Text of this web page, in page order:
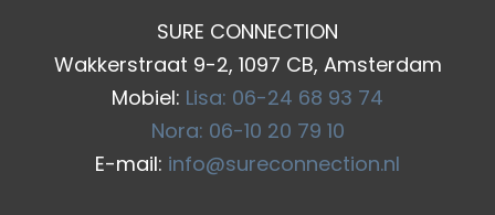
SURE CONNECTION
Wakkerstraat 9-2, 1097 CB, Amsterdam
Mobiel: Lisa: 06-24 68 93 74
Nora: 06-10 20 79 10
E-mail: info@sureconnection.nl